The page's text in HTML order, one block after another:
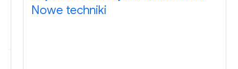
Nowe techniki